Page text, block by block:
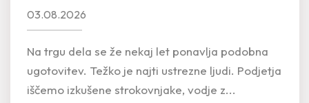
03.08.2026
Na trgu dela se že nekaj let ponavlja podobna
ugotovitev. Težko je najti ustrezne ljudi. Podjetja
iščemo izkušene strokovnjake, vodje z...